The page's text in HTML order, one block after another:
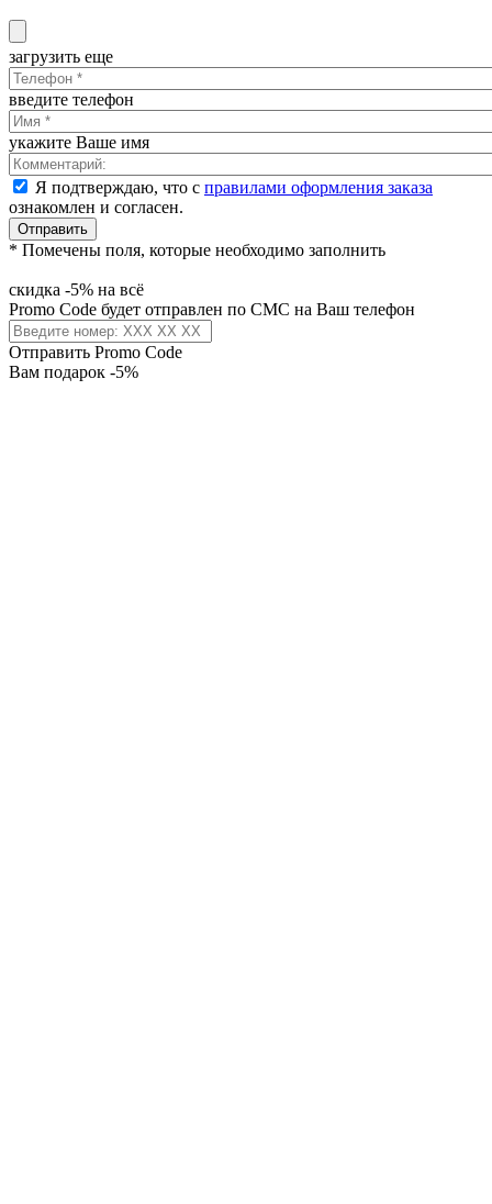
загрузить еще
введите телефон
укажите Ваше имя
Я подтверждаю, что с правилами оформления заказа
ознакомлен и согласен.
Отправить
* Помечены поля, которые необходимо заполнить
скидка -5% на всё
Promo Code будет отправлен по СМС на Ваш телефон
Отправить Promo Code
Вам подарок -5%